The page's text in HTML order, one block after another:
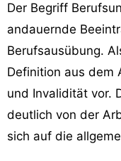
Der Begriff
andauernde
Berufsausübung.
Definition aus dem
und Invalidität vor.
deutlich von der
sich auf die